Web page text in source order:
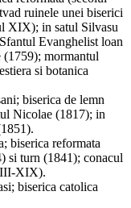
ruinele unei biserici
XIX); in satul Silvasu
Evanghelist loan
mormantul
si botanica
biserica de lemn
Nicolae (1817); in
biserica reformata
si turn (1841); conacul
XIX).
biserica catolica